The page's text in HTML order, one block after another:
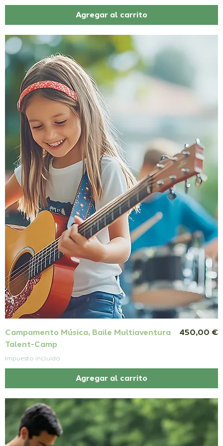
Agregar al carrito
Campamento Música, Baile Multiaventura
Talent-Camp
Precio
450,00 €
Impuesto incluido
Agregar al carrito